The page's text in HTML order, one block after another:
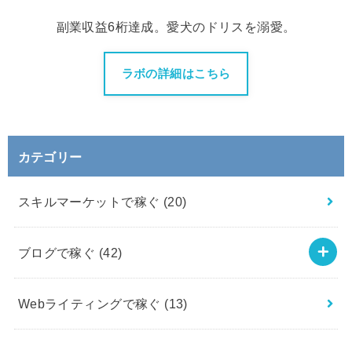
副業収益6桁達成。愛犬のドリスを溺愛。
ラボの詳細はこちら
カテゴリー
スキルマーケットで稼ぐ (20)
ブログで稼ぐ (42)
Webライティングで稼ぐ (13)